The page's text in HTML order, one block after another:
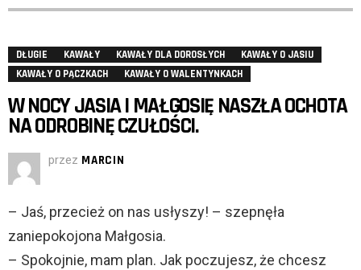
DŁUGIE KAWAŁY KAWAŁY DLA DOROSŁYCH
KAWAŁY O JASIU
KAWAŁY O PĄCZKACH
KAWAŁY O WALENTYNKACH
W NOCY JASIA I MAŁGOSIĘ NASZŁA OCHOTA
NA ODROBINĘ CZUŁOŚCI.
przez MARCIN
– Jaś, przecież on nas usłyszy! – szepnęła
zaniepokojona Małgosia.
– Spokojnie, mam plan. Jak poczujesz, że chcesz